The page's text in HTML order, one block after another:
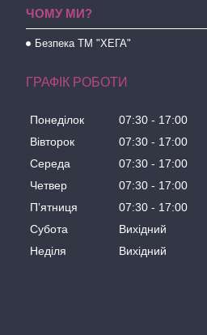
ЧОМУ МИ?
Безпека ТМ "ХЕГА"
ГРАФІК РОБОТИ
Понеділок 07:30
17:00
Вівторок
07:30
17:00
Середа
07:30
17:00
Четвер
07:30
17:00
Пʼятниця
07:30
17:00
Субота
Вихідний
Неділя
Вихідний